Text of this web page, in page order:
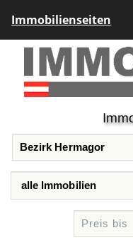
Immobilienseiten